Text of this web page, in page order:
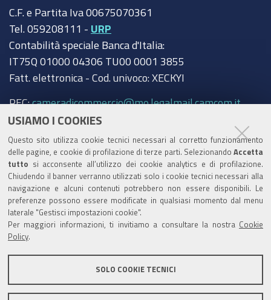
USIAMO I COOKIES
Questo sito utilizza cookie tecnici necessari al corretto funzionamento
delle pagine, e cookie di profilazione di terze parti. Selezionando Accetta
tutto si acconsente all’utilizzo dei cookie analytics e di profilazione.
Chiudendo il banner verranno utilizzati solo i cookie tecnici necessari alla
navigazione e alcuni contenuti potrebbero non essere disponibili. Le
preferenze possono essere modificate in qualsiasi momento dal menu
laterale "Gestisci impostazioni cookie".
Per maggiori informazioni, ti invitiamo a consultare la nostra Cookie
Policy
SOLO COOKIE TECNICI
C.F. e Partita Iva 00675070361
Tel. 059208111 - URP
Contabilità speciale Banca d'Italia:
IT75Q 01000 04306 TU00 0001 3855
Fatt. elettronica - Cod. univoco: XECKYI
PEC:cameradicommercio@mo.legalmail.camcom.it
Trasparenza
Amministrazione trasparente
Albo Camerale
Pubblicità Legale
Area riservata Amministratori